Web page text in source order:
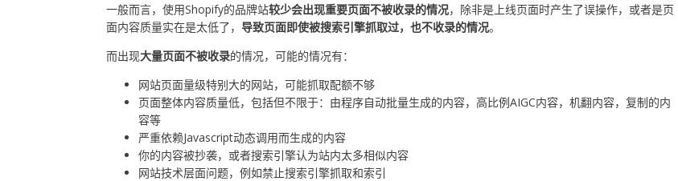
一般而言，使用Shopify的品牌站较少会出现重要页面不被收录的情况，除非是上线页面时产生了误操作，或者是页
面内容质量实在是太低了， 导致页面即使被搜索引擎抓取过，也不收录的情况。
而出现大量页面不被收录的情况，可能的情况有：
网站页面量级特别大的网站，可能抓取配额不够
页面整体内容质量低，包括但不限于：由程序自动批量生成的内容，高比例AIGC内容，机翻内容，复制的内
容等
严重依赖Javascript动态调用而生成的内容
你的内容被抄袭，或者搜索引擎认为站内太多相似内容
网站技术层面问题，例如禁止搜索引擎抓取和索引